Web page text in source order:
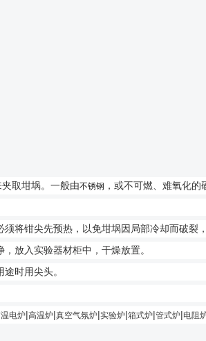
取坩埚。一般由不锈钢 ，或不可燃、难氧化的
须将钳尖先预热，以免坩埚因局部冷却而破裂
放入实验器材柜中，干燥放置。
时用尖头。
电炉|高温炉|真空气氛炉|实验炉|箱式炉|管式炉|电阻